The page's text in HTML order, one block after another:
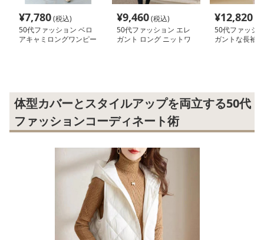
¥7,780(税込)
50代ファッション ベロ
アキャミロングワンピー
¥9,460(税込)
50代ファッション エレ
ガント ロング ニットワ
¥12,820
50代ファッシ
ガントな長袖
体型カバーとスタイルアップを両立する50代
ファッションコーディネート術